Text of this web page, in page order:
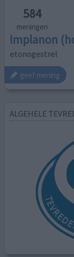
584
meningen
Implanon
etonogestrel
geef mening
ALGEHELE